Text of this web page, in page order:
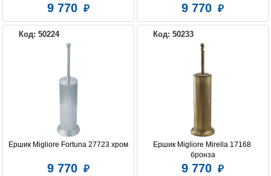
9 770
60.405.CR хром
9 770
Код: 50224
Ершик Migliore Fortuna 27723 хром
9 770
Код: 50233
Ершик Migliore Mirella 17168
бронза
9 770